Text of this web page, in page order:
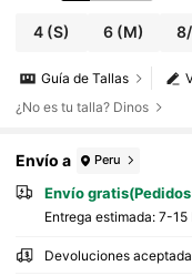
4 (S) 6 (M)
Guía de Tallas
¿No es tu talla? Dinos
Envío a Peru
Envío
Entrega estimada: 7-15
Devoluciones